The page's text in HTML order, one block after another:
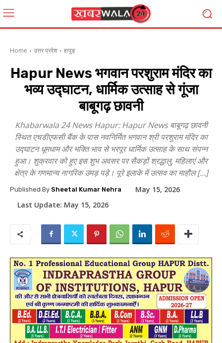
Home उत्तर प्रदेश हापुड़
Hapur News भगवान परशुराम मंदिर का
भव्य उद्घाटन, धार्मिक उत्साह से गूंजा
बाबूगढ़ छावनी
Khabarwala 24 News Hapur: Hapur News बाबूगढ़ छावनी
स्थित एचडीएफसी बैंक के पास नवनिर्मित भगवान श्री परशुराम मंदिर का
उद्घाटन धूमधाम और भक्ति भाव से भरपूर धार्मिक उत्साह के साथ संपन्न
हुआ। शुक्रवार को हुए इस शुभ अवसर पर सैकड़ों श्रद्धालु, महिलाएं और
क्षेत्र के गणमान्य नागरिक उमड़ पड़े। पूरे इलाके में उत्सव का माहौल […]
Published By Sheetal Kumar Nehra
May 15, 2026
Last Update: May 15, 2026